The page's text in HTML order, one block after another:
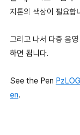
지톤의 색상이 필요합
그리고 나서 다중 음
하면 됩니다.
See the Pen
en.